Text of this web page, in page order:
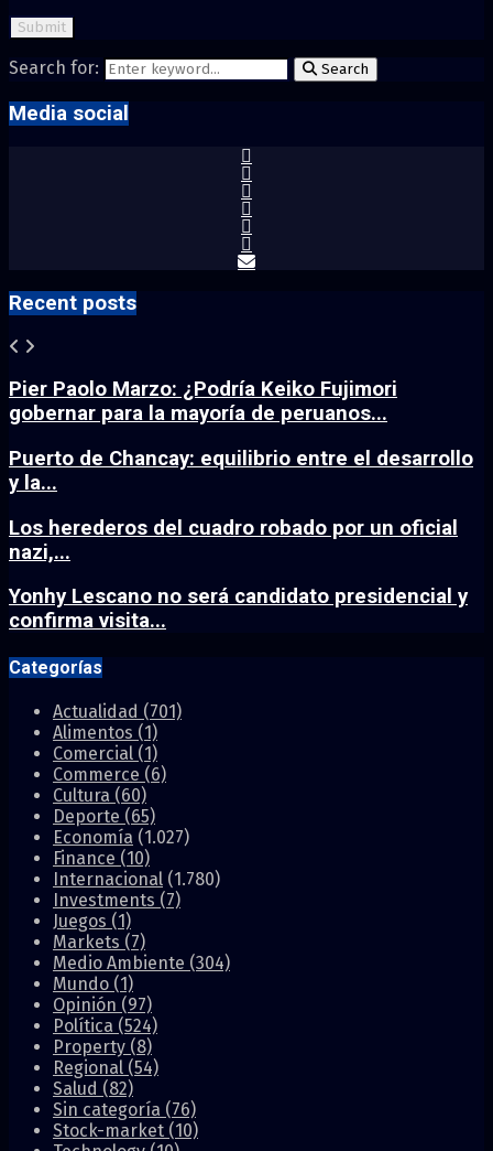
Search for: Search
Media social
Recent posts
Pier Paolo Marzo: ¿Podría Keiko Fujimori
gobernar para la mayoría de peruanos...
Puerto de Chancay: equilibrio entre el desarrollo
y la...
Los herederos del cuadro robado por un oficial
nazi,...
Yonhy Lescano no será candidato presidencial y
confirma visita...
Categorías
Actualidad (701)
Alimentos (1)
Comercial (1)
Commerce (6)
Cultura (60)
Deporte (65)
Economía (1.027)
Finance (10)
Internacional (1.780)
Investments (7)
Juegos (1)
Markets (7)
Medio Ambiente (304)
Mundo (1)
Opinión (97)
Política (524)
Property (8)
Regional (54)
Salud (82)
Sin categoría (76)
Stock-market (10)